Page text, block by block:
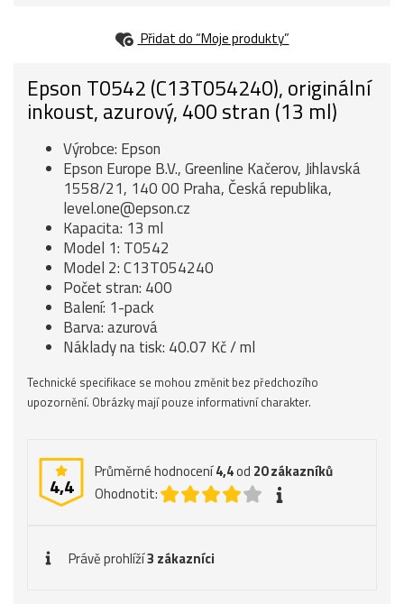
Přidat do “Moje produkty”
Epson T0542 (C13T054240), originální
inkoust, azurový, 400 stran (13 ml)
Výrobce: Epson
Epson Europe B.V., Greenline Kačerov, Jihlavská
1558/21, 140 00 Praha, Česká republika,
level.one@epson.cz
Kapacita: 13 ml
Model 1: T0542
Model 2: C13T054240
Počet stran: 400
Balení: 1-pack
Barva: azurová
Náklady na tisk: 40.07 Kč / ml
Technické specifikace se mohou změnit bez předchozího
upozornění. Obrázky mají pouze informativní charakter.
4,4
Průměrné hodnocení4,4od 20zákazníků
Ohodnotit:
Právě prohlíží3 zákazníci